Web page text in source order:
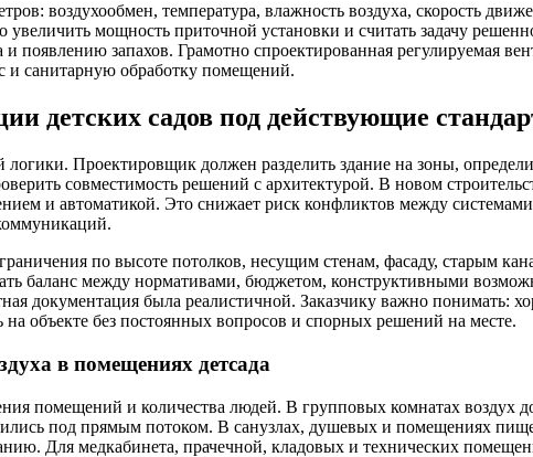
воздухообмен, температура, влажность воздуха, скорость
увеличить мощность приточной установки и считать задачу
появлению запахов. Грамотно спроектированная регулируемая
и санитарную обработку помещений.
детских садов под действующие
логики. Проектировщик должен разделить здание на зоны,
совместимость решений с архитектурой. В новом
и автоматикой. Это снижает риск конфликтов между
по высоте потолков, несущим стенам, фасаду, старым
баланс между нормативами, бюджетом, конструктивными
документация была реалистичной. Заказчику важно понимать:
объекте без постоянных вопросов и спорных решений на месте.
в помещениях детсада
помещений и количества людей. В групповых комнатах воздух
под прямым потоком. В санузлах, душевых и помещениях
Для медкабинета, прачечной, кладовых и технических